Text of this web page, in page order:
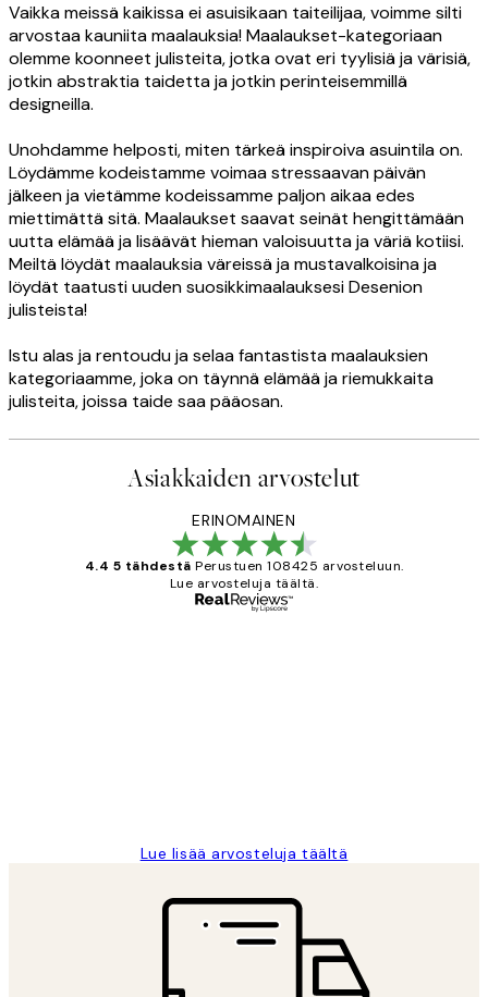
Vaikka meissä kaikissa ei asuisikaan taiteilijaa, voimme silti
arvostaa kauniita maalauksia! Maalaukset-kategoriaan
olemme koonneet julisteita, jotka ovat eri tyylisiä ja värisiä,
jotkin abstraktia taidetta ja jotkin perinteisemmillä
designeilla.
Unohdamme helposti, miten tärkeä inspiroiva asuintila on.
Löydämme kodeistamme voimaa stressaavan päivän
jälkeen ja vietämme kodeissamme paljon aikaa edes
miettimättä sitä. Maalaukset saavat seinät hengittämään
uutta elämää ja lisäävät hieman valoisuutta ja väriä kotiisi.
Meiltä löydät maalauksia väreissä ja mustavalkoisina ja
löydät taatusti uuden suosikkimaalauksesi Desenion
julisteista!
Istu alas ja rentoudu ja selaa fantastista maalauksien
kategoriaamme, joka on täynnä elämää ja riemukkaita
julisteita, joissa taide saa pääosan.
Asiakkaiden arvostelut
ERINOMAINEN
4.4 5 tähdestä Perustuen 108425 arvosteluun.
Lue arvosteluja täältä.
Lue lisää arvosteluja täältä